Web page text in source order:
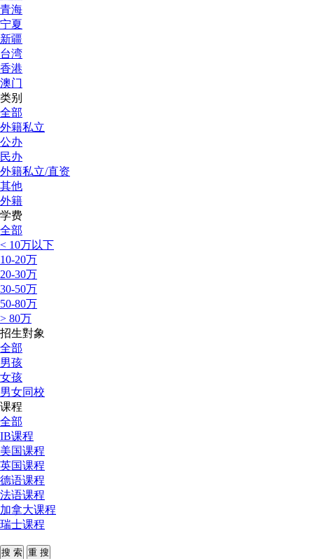
青海
宁夏
新疆
台湾
香港
澳门
类别
全部
外籍私立
公办
民办
外籍私立/直资
其他
外籍
学费
全部
< 10万以下
10-20万
20-30万
30-50万
50-80万
> 80万
招生對象
全部
男孩
女孩
男女同校
课程
全部
IB课程
美国课程
英国课程
德语课程
法语课程
加拿大课程
瑞士课程